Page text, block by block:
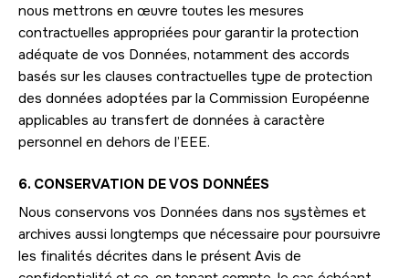
nous mettrons en œuvre toutes les mesures
contractuelles appropriées pour garantir la protection
adéquate de vos Données, notamment des accords
basés sur les clauses contractuelles type de protection
des données adoptées par la Commission Européenne
applicables au transfert de données à caractère
personnel en dehors de l’EEE.
6. CONSERVATION DE VOS DONNÉES
Nous conservons vos Données dans nos systèmes et
archives aussi longtemps que nécessaire pour poursuivre
les finalités décrites dans le présent Avis de